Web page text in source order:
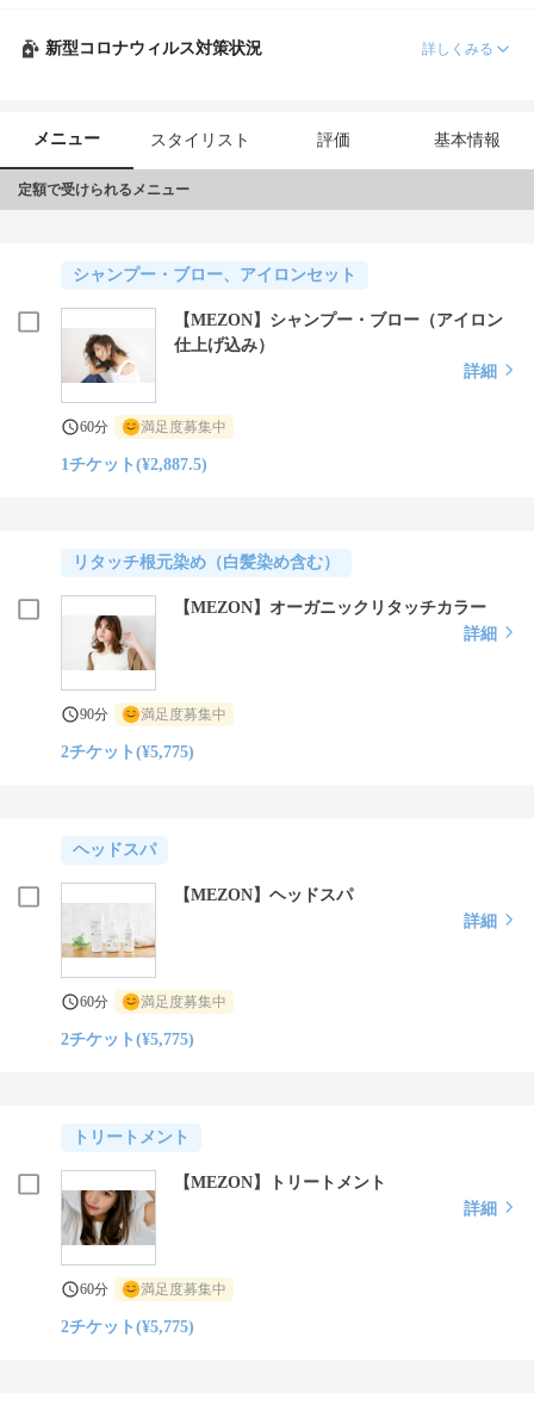
新型コロナウィルス対策状況 詳しくみる
メニュー スタイリスト 評価 基本情報
定額で受けられるメニュー
シャンプー・ブロー、アイロンセット
【MEZON】シャンプー・ブロー（アイロン
仕上げ込み）
詳細
60分 満足度募集中
1チケット(¥2,887.5)
リタッチ根元染め（白髪染め含む）
【MEZON】オーガニックリタッチカラー
詳細
90分 満足度募集中
2チケット(¥5,775)
ヘッドスパ
【MEZON】ヘッドスパ
詳細
60分 満足度募集中
2チケット(¥5,775)
トリートメント
【MEZON】トリートメント
詳細
60分 満足度募集中
2チケット(¥5,775)